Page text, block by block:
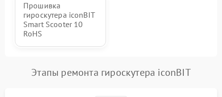
Прошивка
гироскутера iconBIT
Smart Scooter 10
RoHS
Этапы ремонта гироскутера iconBIT